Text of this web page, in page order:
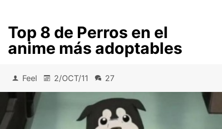
Top 8 de Perros en el
anime más adoptables
Feel 2/OCT/11 27